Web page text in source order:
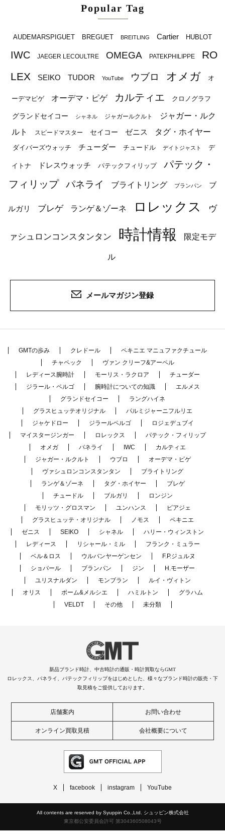
Popular Tag
AUDEMARSPIGUET BREGUET BREITLING Cartier HUBLOT
IWC JAEGER LECOULTRE OMEGA PATEKPHILIPPE
RO
LEX
SEIKO TUDOR YouTube ウブロ オメガ オ
ーデマピゲ オーデマ・ピゲ カルティエ クロノグラフ
グランドセイコー シャネル ジャガールクルト
ジャガー・ルク
ルト
スピードマスター セイコー ゼニス タグ・ホイヤー
ダイバーズウォッチ チューダー チュードル デイトジャスト デ
イトナ ドレスウォッチ パテックフィリップ
パテック・
フィリップ
パネライ ブライトリング ブランパン ブ
ルガリ ブレゲ ランゲ＆ゾーネ ロレックス ヴ
ァシュロンコンスタンタン 時計情報 限定モデ
ル
メールマガジン登録
GMTの歩み クレドール
ペキニエ マニュファクチュール
チャペック
ヴァン クリーフ&アーペル
レディース腕時計
モーリス・ラクロア
チューダー
ジラール・ペルゴ
腕時計についての知識
エルメス
グランドセイコー
ラングハイネ
グラスヒュッテオリジナル
パルミジャーニフルリエ
ジャケドロー
ジラールペルゴ
ロジェデュブイ
マイスタージンガー
ロレックス
パテック・フィリップ
オメガ
パネライ IWC
カルティエ
ジャガー・ルクルト
ウブロ
オーデマ・ピゲ
ヴァシュロンコンスタンタン
ブライトリング
ランゲ＆ゾーネ
タグ・ホイヤー
ブレゲ
チュードル
ブルガリ
ロンジン
モリッツ・グロスマン
ユンハンス
ピアジェ
グラスヒュッテ・オリジナル
ノモス
ペキニエ
ゼニス
SEIKO シャネル
ハリー・ウィンストン
レディース
リシャール・ミル
フランク・ミュラー
ベル＆ロス
ウルバンヤーゲンセン
F.P.ジュルヌ
ショパール
ブランパン ジン
H.モーザー
ユリスナルダン
モンブラン
ルイ・ヴィトン
オリス
ボーム&メルシエ ハミルトン
グラハム
VELDT
その他 未分類
新品ブランド時計、中古時計の通販・時計買取ならGMT
ロレックス、パネライ、パテックフィリップをはじめとした、様々なブランド時計の販売・下
取見積をご提供しております。
店舗案内 お問い合わせ
オンライン買取見積 会社概要について
X facebook instagram YouTube
All contents are reserved by Syuppin Co.,Ltd. シュッピン株式会社
東京都公安委員会許可 第304360508043号